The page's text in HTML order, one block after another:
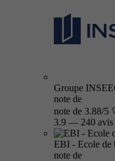
Groupe
note de
note de 3.88/5
3.9 — 240 avis
EBI - Ecole de
note de